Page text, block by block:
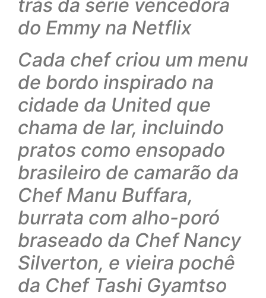
trás da série vencedora
do Emmy na Netflix
Cada chef criou um menu
de bordo inspirado na
cidade da United que
chama de lar, incluindo
pratos como ensopado
brasileiro de camarão da
Chef Manu Buffara,
burrata com alho-poró
braseado da Chef Nancy
Silverton, e vieira pochê
da Chef Tashi Gyamtso